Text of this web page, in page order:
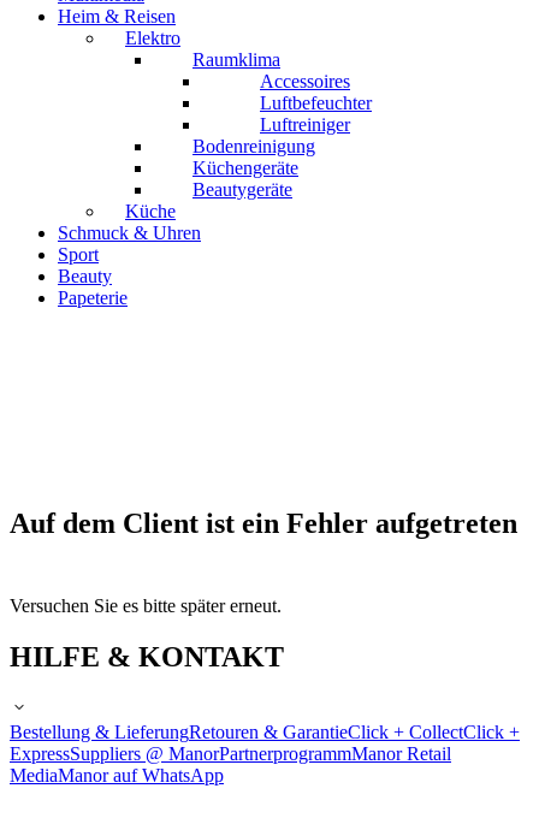
Heim & Reisen
Elektro
Raumklima
Accessoires
Luftbefeuchter
Luftreiniger
Bodenreinigung
Küchengeräte
Beautygeräte
Küche
Schmuck & Uhren
Sport
Beauty
Papeterie
Auf dem Client ist ein Fehler aufgetreten
Versuchen Sie es bitte später erneut.
HILFE & KONTAKT
Bestellung & LieferungRetouren & GarantieClick + CollectClick +
ExpressSuppliers @ ManorPartnerprogrammManor Retail
MediaManor auf WhatsApp